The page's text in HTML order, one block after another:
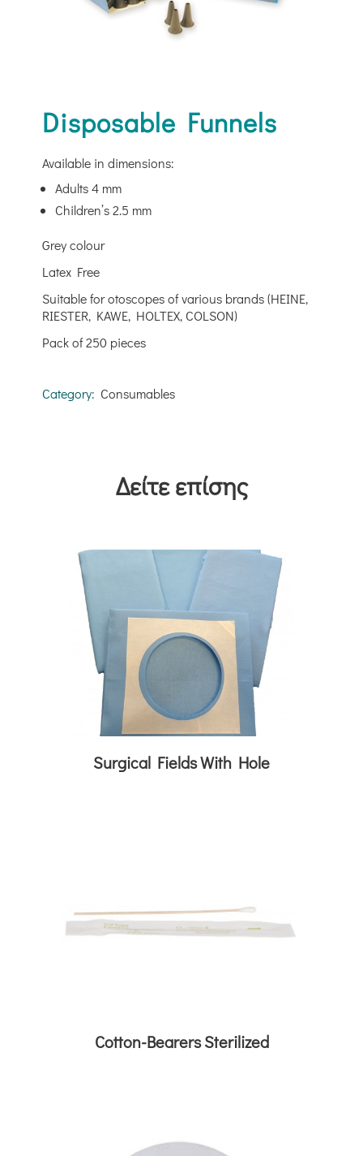
Disposable Funnels
Available in dimensions:
Adults 4 mm
Children’s 2.5 mm
Grey colour
Latex Free
Suitable for otoscopes of various brands (HEINE,
RIESTER, KAWE, HOLTEX, COLSON)
Pack of 250 pieces
Category: Consumables
Δείτε επίσης
Surgical Fields With Hole
Cotton-Bearers Sterilized